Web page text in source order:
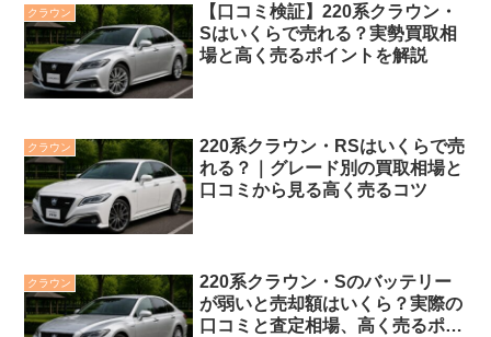
クラウン
【口コミ検証】220系クラウン・
Sはいくらで売れる？実勢買取相
場と高く売るポイントを解説
クラウン
220系クラウン・RSはいくらで売
れる？｜グレード別の買取相場と
口コミから見る高く売るコツ
クラウン
220系クラウン・Sのバッテリー
が弱いと売却額はいくら？実際の
口コミと査定相場、高く売るポイ